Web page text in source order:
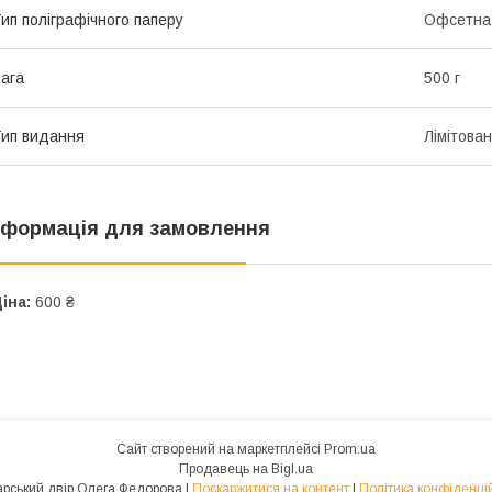
поліграфічного паперу Офсетна
500 г
видання
для замовлення
600 ₴
Сайт створений на маркетплейсі Prom.ua
Продавець на Bigl.ua